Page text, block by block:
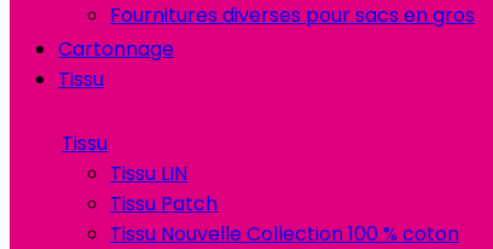
Fournitures diverses pour sacs en gros
Cartonnage
Tissu
Tissu
Tissu LIN
Tissu Patch
Tissu Nouvelle Collection 100 % coton